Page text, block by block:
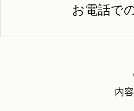
お電話で
内